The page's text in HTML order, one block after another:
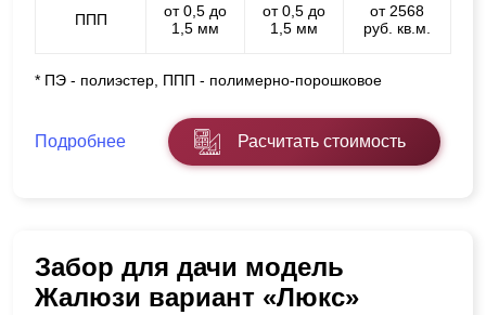
ППП
от 0,5 до
1,5 мм
от 0,5 до
1,5 мм
от 2568
руб. кв.м.
* ПЭ - полиэстер, ППП - полимерно-порошковое
Подробнее Расчитать стоимость
Забор для дачи модель
Жалюзи вариант «Люкс»